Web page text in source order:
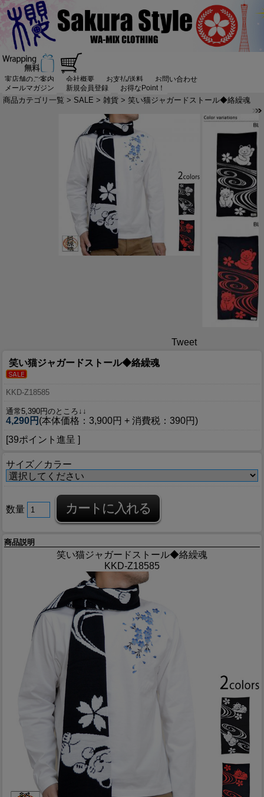
実店舗のご案内 会社概要 お支払/送料
お問い合わせ
メールマガジン
新規会員登録 お得なPoint！
商品カテゴリ一覧 > SALE > 雑貨 > 笑い猫ジャガードストール◆絡繰魂
Tweet
笑い猫ジャガードストール◆絡繰魂
KKD-Z18585
通常5,390円のところ↓↓
4,290円 (本体価格：3,900円 + 消費税：390円)
[39ポイント進呈 ]
サイズ／カラー
数量
商品説明
笑い猫ジャガードストール◆絡繰魂
KKD-Z18585